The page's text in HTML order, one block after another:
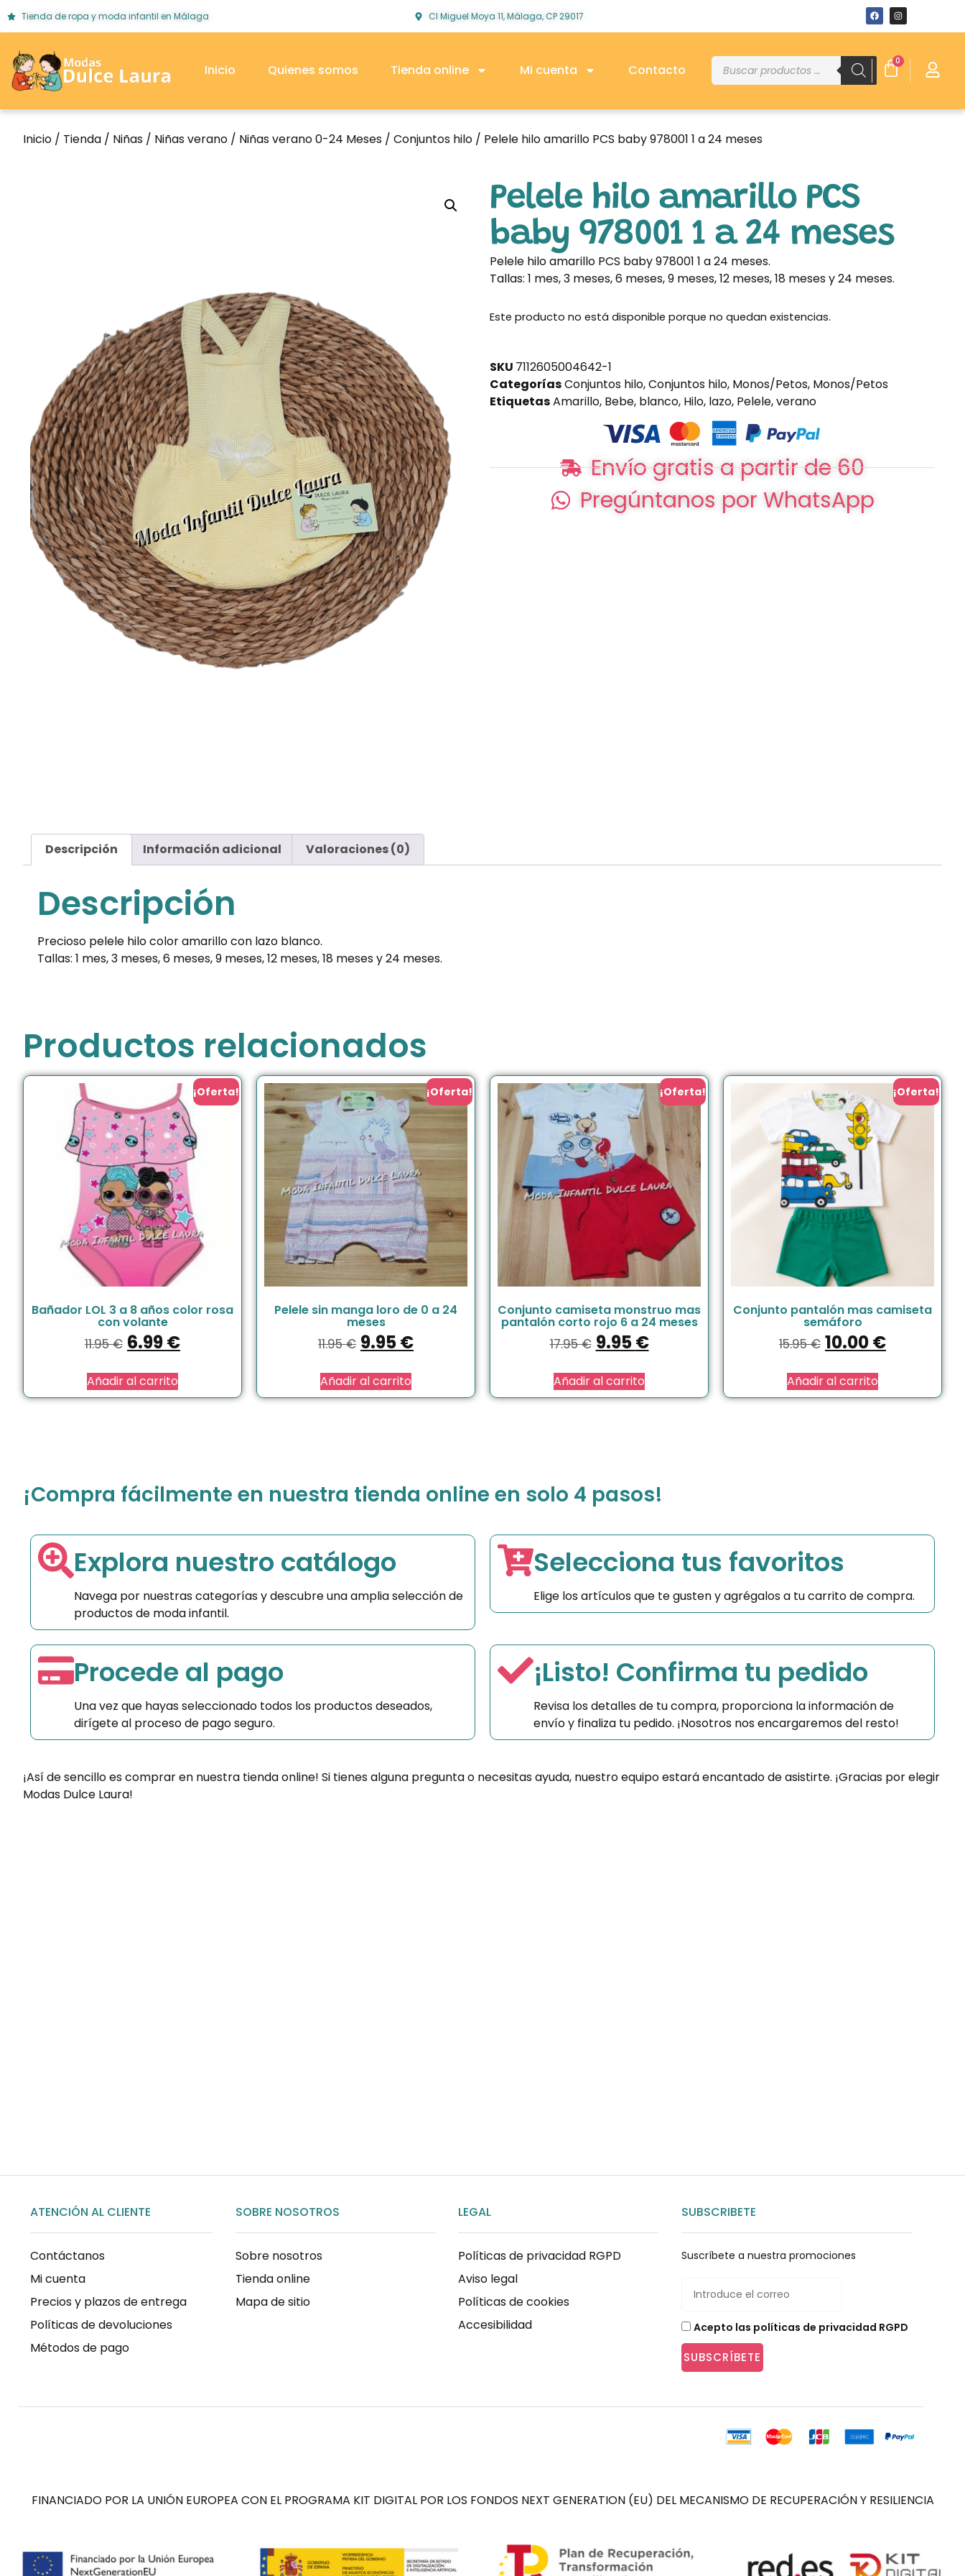
Tienda de ropa y moda infantil en Málaga Cl Miguel Moya 11, Málaga, CP 29017
Inicio Quienes somos Tienda online Mi cuenta Contacto
0
Inicio / Tienda / Niñas / Niñas verano / Niñas verano 0-24 Meses / Conjuntos hilo / Pelele hilo amarillo PCS baby 978001 1 a 24 meses
Pelele hilo amarillo PCS
baby 978001 1 a 24 meses
Pelele hilo amarillo PCS baby 978001 1 a 24 meses.
Tallas: 1 mes, 3 meses, 6 meses, 9 meses, 12 meses, 18 meses y 24 meses.
Este producto no está disponible porque no quedan existencias.
SKU 7112605004642-1
CategoríasConjuntos hilo,Conjuntos hilo, Monos/Petos, Monos/Petos
EtiquetasAmarillo, Bebe, blanco, Hilo, lazo, Pelele,verano
Envío gratis a partir de 60
Pregúntanos por WhatsApp
Descripción Información adicional Valoraciones (0)
Descripción
Precioso pelele hilo color amarillo con lazo blanco.
Tallas: 1 mes, 3 meses, 6 meses, 9 meses, 12 meses, 18 meses y 24 meses.
Productos relacionados
¡Oferta!
Bañador LOL 3 a 8 años color rosa
con volante
11.95€ 6.99€
Añadir al carrito
¡Oferta!
Pelele sin manga loro de 0 a 24
meses
11.95€ 9.95€
Añadir al carrito
¡Oferta!
Conjunto camiseta monstruo mas
pantalón corto rojo 6 a 24 meses
17.95€ 9.95€
Añadir al carrito
¡Oferta!
Conjunto pantalón mas camiseta
semáforo
15.95€ 10.00€
Añadir al carrito
¡Compra fácilmente en nuestra tienda online en solo 4 pasos!
Explora nuestro catálogo
Navega por nuestras categorías y descubre una amplia selección de
productos de moda infantil.
Selecciona tus favoritos
Elige los artículos que te gusten y agrégalos a tu carrito de compra.
Procede al pago
Una vez que hayas seleccionado todos los productos deseados,
dirígete al proceso de pago seguro.
¡Listo! Confirma tu pedido
Revisa los detalles de tu compra, proporciona la información de
envío y finaliza tu pedido. ¡Nosotros nos encargaremos del resto!
¡Así de sencillo es comprar en nuestra tienda online! Si tienes alguna pregunta o necesitas ayuda, nuestro equipo estará encantado de asistirte. ¡Gracias por elegir
Modas Dulce Laura!
ATENCIÓN AL CLIENTE
Contáctanos
Mi cuenta
Precios y plazos de entrega
Políticas de devoluciones
Métodos de pago
SOBRE NOSOTROS
Sobre nosotros
Tienda online
Mapa de sitio
LEGAL
Políticas de privacidad RGPD
Aviso legal
Políticas de cookies
Accesibilidad
SUBSCRIBETE
Suscríbete a nuestra promociones
Acepto las políticas de privacidad RGPD
SUBSCRÍBETE
FINANCIADO POR LA UNIÓN EUROPEA CON EL PROGRAMA KIT DIGITAL POR LOS FONDOS NEXT GENERATION (EU) DEL MECANISMO DE RECUPERACIÓN Y RESILIENCIA